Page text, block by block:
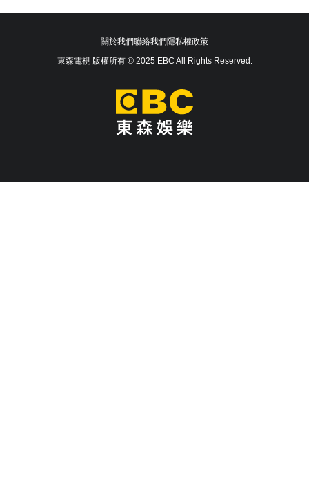
關於我們聯絡我們隱私權政策
東森電視 版權所有 © 2025 EBC All Rights Reserved.